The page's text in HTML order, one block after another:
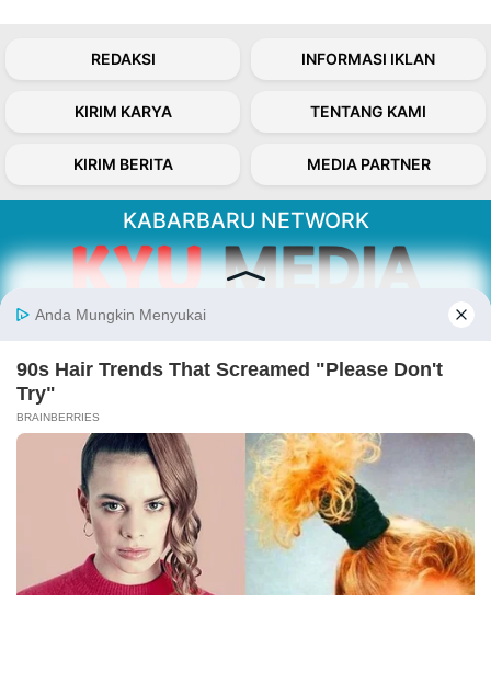
REDAKSI INFORMASI IKLAN
KIRIM KARYA TENTANG KAMI
KIRIM BERITA MEDIA PARTNER
KABARBARU NETWORK
Follow Kabarbaru